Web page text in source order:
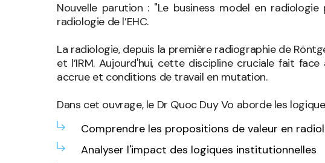
Nouvelle parution : "Le business model en
radiologie de l’EHC.
La radiologie, depuis la première radiographie de
et l’IRM. Aujourd'hui, cette discipline cruciale fait
accrue et conditions de travail en mutation.
Dans cet ouvrage, le Dr Quoc Duy Vo aborde les
Comprendre les propositions de valeur en
Analyser l'impact des logiques institutionnelles